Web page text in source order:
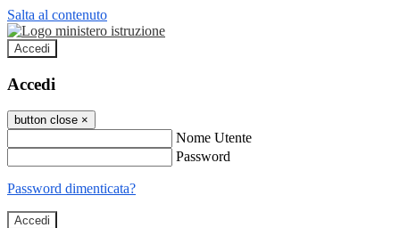
Salta al contenuto
Accedi
Accedi
button close ×
Nome Utente
Password
Password dimenticata?